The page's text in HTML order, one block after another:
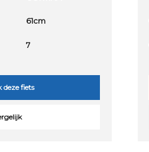
61cm
7
deze fiets